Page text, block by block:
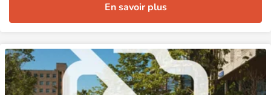
En savoir plus